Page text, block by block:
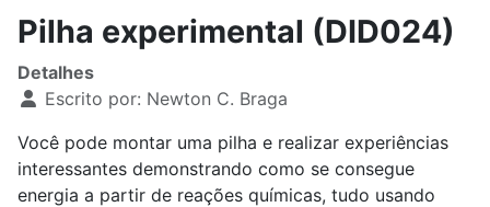
Pilha experimental (DID024)
Detalhes
Escrito por: Newton C. Braga
Você pode montar uma pilha e realizar experiências
interessantes demonstrando como se consegue
energia a partir de reações químicas, tudo usando